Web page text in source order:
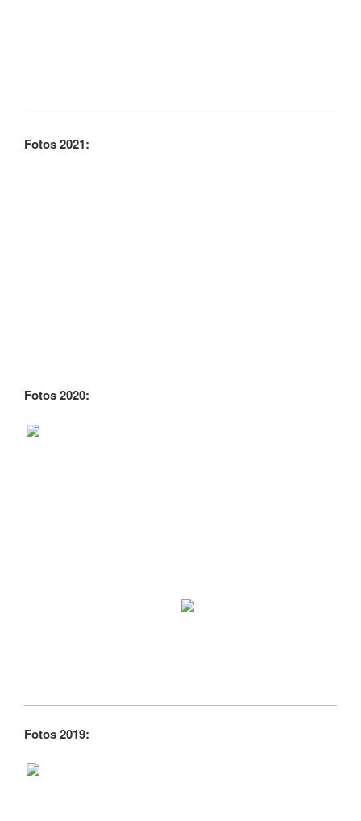
Fotos 2021:
Fotos 2020:
Fotos 2019: